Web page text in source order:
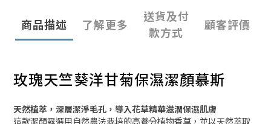
商品描述 了解更多
送貨及付
款方式
顧客評價
玫瑰天竺葵洋甘菊保濕潔顏慕斯
天然植萃，深層潔淨毛孔，導入花草精華滋潤保濕肌膚
這款潔顏露選用自然農法栽培的高養分植物香草，並以天然萃取